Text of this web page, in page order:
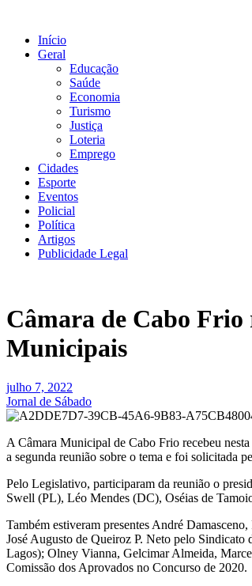
conteúdo
Início
Geral
Educação
Saúde
Economia
Turismo
Justiça
Loteria
Emprego
Cidades
Esporte
Eventos
Policial
Política
Artigos
Publicidade Legal
Câmara de Cabo Frio
Municipais
julho 7, 2022
Jornal de Sábado
A Câmara Municipal de Cabo Frio recebeu
a segunda reunião sobre o tema e foi solicitada
Pelo Legislativo, participaram da reunião o
Swell (PL), Léo Mendes (DC), Oséias de
Também estiveram presentes André
José Augusto de Queiroz P. Neto pelo
Lagos); Olney Vianna, Gelcimar Almeida,
Comissão dos Aprovados no Concurso de 2020.